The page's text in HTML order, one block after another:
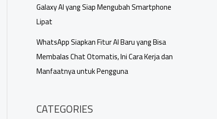
Galaxy AI yang Siap Mengubah Smartphone
Lipat
WhatsApp Siapkan Fitur AI Baru yang Bisa
Membalas Chat Otomatis, Ini Cara Kerja dan
Manfaatnya untuk Pengguna
CATEGORIES